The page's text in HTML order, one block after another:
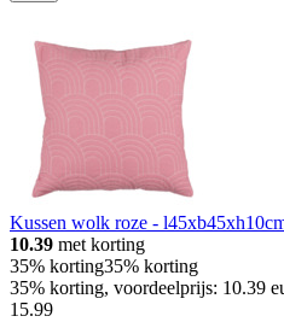
Kussen wolk roze -
10.39 met korting
35% korting35% korting
35% korting, voordeelprijs: 10.39
15.99